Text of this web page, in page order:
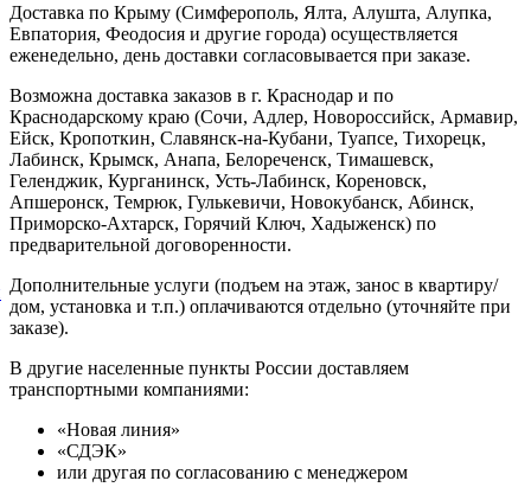
Доставка по Крыму (Симферополь, Ялта, Алушта, Алупка,
Евпатория, Феодосия и другие города) осуществляется
еженедельно, день доставки согласовывается при заказе.
Возможна доставка заказов в г. Краснодар и по
Краснодарскому краю (Сочи, Адлер, Новороссийск, Армавир,
Ейск, Кропоткин, Славянск-на-Кубани, Туапсе, Тихорецк,
Лабинск, Крымск, Анапа, Белореченск, Тимашевск,
Геленджик, Курганинск, Усть-Лабинск, Кореновск,
Апшеронск, Темрюк, Гулькевичи, Новокубанск, Абинск,
Приморско-Ахтарск, Горячий Ключ, Хадыженск) по
предварительной договоренности.
Дополнительные услуги (подъем на этаж, занос в квартиру/
дом, установка и т.п.) оплачиваются отдельно (уточняйте при
заказе).
В другие населенные пункты России доставляем
транспортными компаниями:
«Новая линия»
«СДЭК»
или другая по согласованию с менеджером